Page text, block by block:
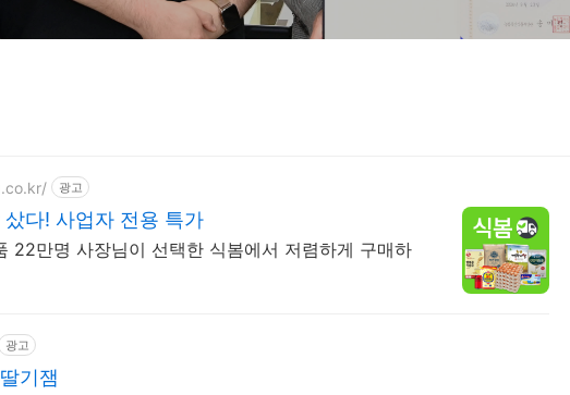
광고
다! 사업자 전용 특가
22만명 사장님이 선택한 식봄에서 저렴하게 구매하
광고
기잼